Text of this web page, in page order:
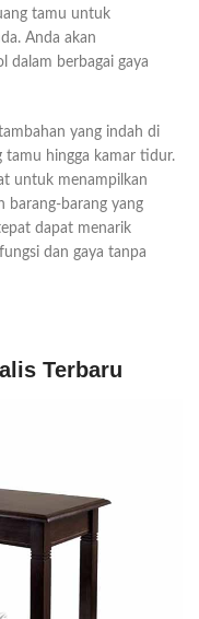
tamu untuk
Anda akan
dalam berbagai gaya
yang indah di
tamu hingga kamar tidur.
untuk menampilkan
barang-barang yang
dapat menarik
dan gaya tanpa
Terbaru